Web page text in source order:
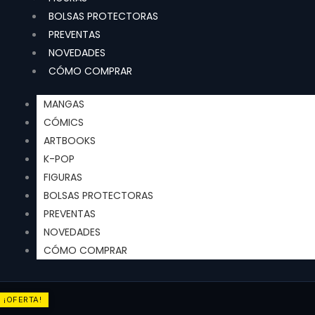
BOLSAS PROTECTORAS
PREVENTAS
NOVEDADES
CÓMO COMPRAR
MANGAS
CÓMICS
ARTBOOKS
K-POP
FIGURAS
BOLSAS PROTECTORAS
PREVENTAS
NOVEDADES
CÓMO COMPRAR
¡OFERTA!